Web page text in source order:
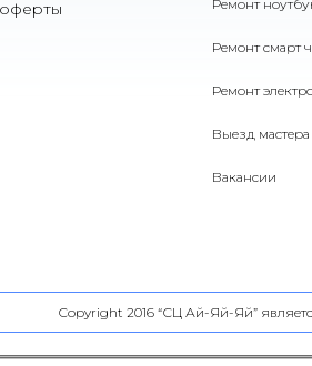
Ремонт
Ремонт смарт
Ремонт
Выезд
Вакансии
Copyright 2016 “СЦ Ай-Яй-Яй”